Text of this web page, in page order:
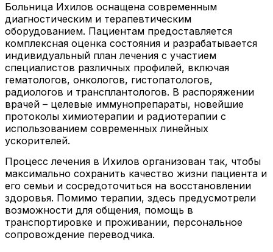
Больница Ихилов оснащена современным
диагностическим и терапевтическим
оборудованием. Пациентам предоставляется
комплексная оценка состояния и разрабатывается
индивидуальный план лечения с участием
специалистов различных профилей, включая
гематологов, онкологов, гистопатологов,
радиологов и трансплантологов. В распоряжении
врачей – целевые иммунопрепараты, новейшие
протоколы химиотерапии и радиотерапии с
использованием современных линейных
ускорителей.
Процесс лечения в Ихилов организован так, чтобы
максимально сохранить качество жизни пациента и
его семьи и сосредоточиться на восстановлении
здоровья. Помимо терапии, здесь предусмотрели
возможности для общения, помощь в
транспортировке и проживании, персональное
сопровождение переводчика.